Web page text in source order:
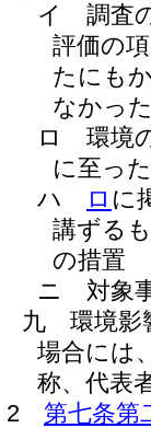
イ
調査
評価の
たにも
なかっ
ロ
環境
に至っ
ハ
ロ に
講ずる
の措置
ニ
対象
九
環境影
場合には
称、代表
2
第七条第